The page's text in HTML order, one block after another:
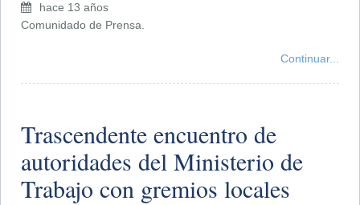
hace 13 años
Comunidado de Prensa.
Continuar...
Trascendente encuentro de
autoridades del Ministerio de
Trabajo con gremios locales